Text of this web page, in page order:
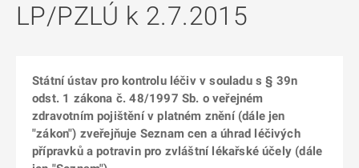
LP/PZLÚ k 2.7.2015
Státní ústav pro kontrolu léčiv v souladu s § 39n
odst. 1 zákona č. 48/1997 Sb. o veřejném
zdravotním pojištění v platném znění (dále jen
"zákon") zveřejňuje Seznam cen a úhrad léčivých
přípravků a potravin pro zvláštní lékařské účely (dále